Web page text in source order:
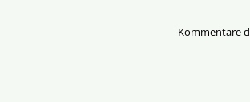
Kommentare